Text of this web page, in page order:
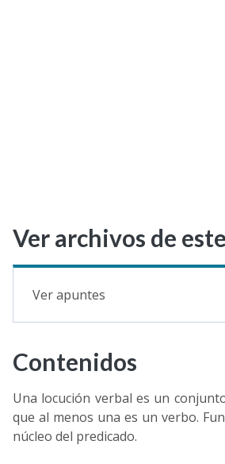
Ver archivos de
Ver apuntes
Contenidos
Una locución verbal es un
que al menos una es un verbo.
núcleo del predicado.